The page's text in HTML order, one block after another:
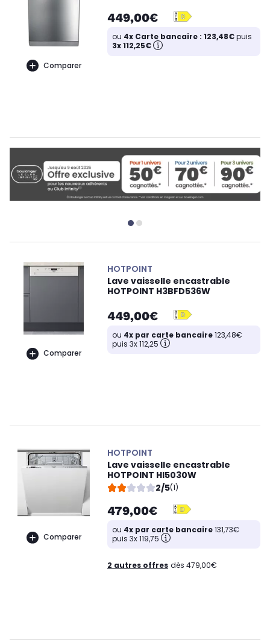
Comparer
449,00€
ou 4x Carte bancaire : 123,48€puis
3x 112,25€
Comparer
HOTPOINT
Lave vaisselle encastrable
HOTPOINT H3BFD536W
449,00€
ou 4x par carte bancaire123,48€
puis 3x 112,25
Comparer
HOTPOINT
Lave vaisselle encastrable
HOTPOINT HI5030W
2/5(1)
479,00€
ou 4x par carte bancaire131,73€
puis 3x 119,75
2 autres offres dès 479,00€